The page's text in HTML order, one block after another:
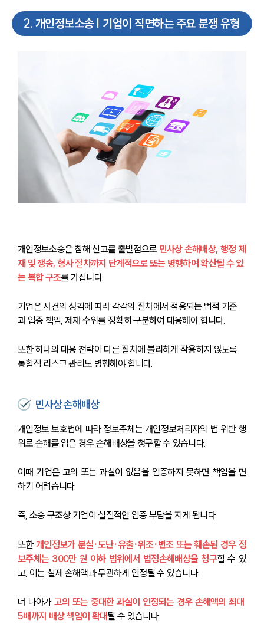
2. 개인정보소송 | 기업이 직면하는 주요 분쟁 유형
개인정보소송은 침해 신고를 출발점으로 민사상 손해배상, 행정 제
재 및 쟁송, 형사 절차까지 단계적으로 또는 병행하여 확산될 수 있
는 복합 구조를 가집니다.
기업은 사건의 성격에 따라 각각의 절차에서 적용되는 법적 기준
과 입증 책임, 제재 수위를 정확히 구분하여 대응해야 합니다.
또한 하나의 대응 전략이 다른 절차에 불리하게 작용하지 않도록
통합적 리스크 관리도 병행해야 합니다.
민사상 손해배상
개인정보 보호법에 따라 정보주체는 개인정보처리자의 법 위반 행
위로 손해를 입은 경우 손해배상을 청구할 수 있습니다.
이때 기업은 고의 또는 과실이 없음을 입증하지 못하면 책임을 면
하기 어렵습니다.
즉, 소송 구조상 기업이 실질적인 입증 부담을 지게 됩니다.
또한 개인정보가 분실·도난·유출·위조·변조 또는 훼손된 경우 정
보주체는 300만 원 이하 범위에서 법정손해배상을 청구할 수 있
고, 이는 실제 손해액과 무관하게 인정될 수 있습니다.
더 나아가 고의 또는 중대한 과실이 인정되는 경우 손해액의 최대
5배까지 배상 책임이 확대될 수 있습니다.